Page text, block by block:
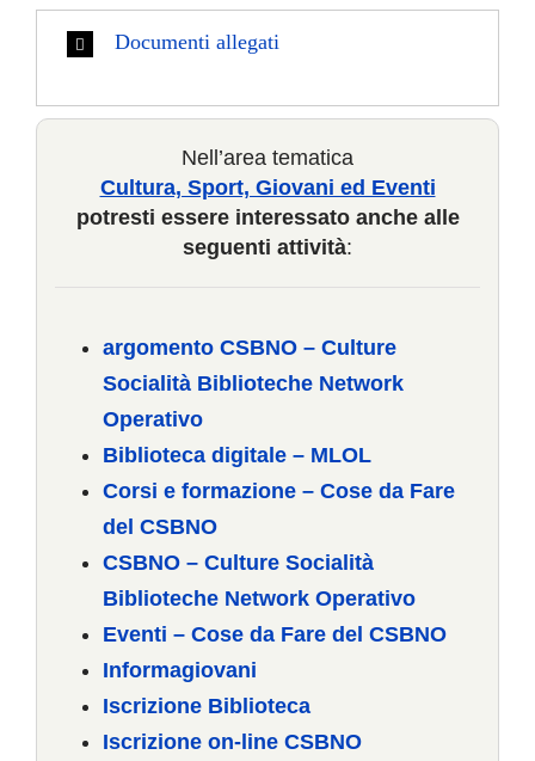
Documenti allegati
Nell’area tematica
Cultura, Sport, Giovani ed Eventi
potresti essere interessato anche alle
seguenti attività:
argomento CSBNO – Culture
Socialità Biblioteche Network
Operativo
Biblioteca digitale – MLOL
Corsi e formazione – Cose da Fare
del CSBNO
CSBNO – Culture Socialità
Biblioteche Network Operativo
Eventi – Cose da Fare del CSBNO
Informagiovani
Iscrizione Biblioteca
Iscrizione on-line CSBNO